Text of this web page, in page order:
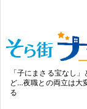
「子にまさる宝なし
ど…夜職との両立は大
る